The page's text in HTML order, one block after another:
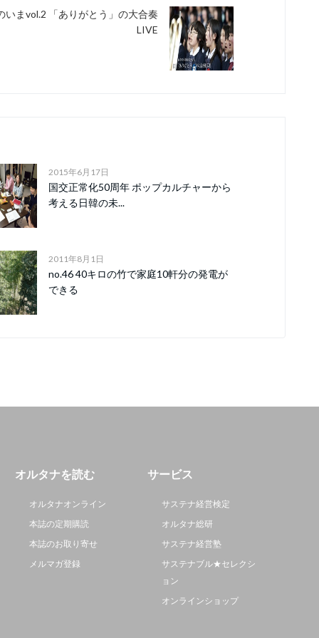
いまvol.2 「ありがとう」の大合奏
LIVE
2015年6月17日
国交正常化50周年 ポップカルチャーから
考える日韓の未...
2011年8月1日
no.46 40キロの竹で家庭10軒分の発電が
できる
オルタナを読む
オルタナオンライン
本誌の定期購読
本誌のお取り寄せ
メルマガ登録
サービス
サステナ経営検定
オルタナ総研
サステナ経営塾
サステナブル★セレクシ
ョン
オンラインショップ